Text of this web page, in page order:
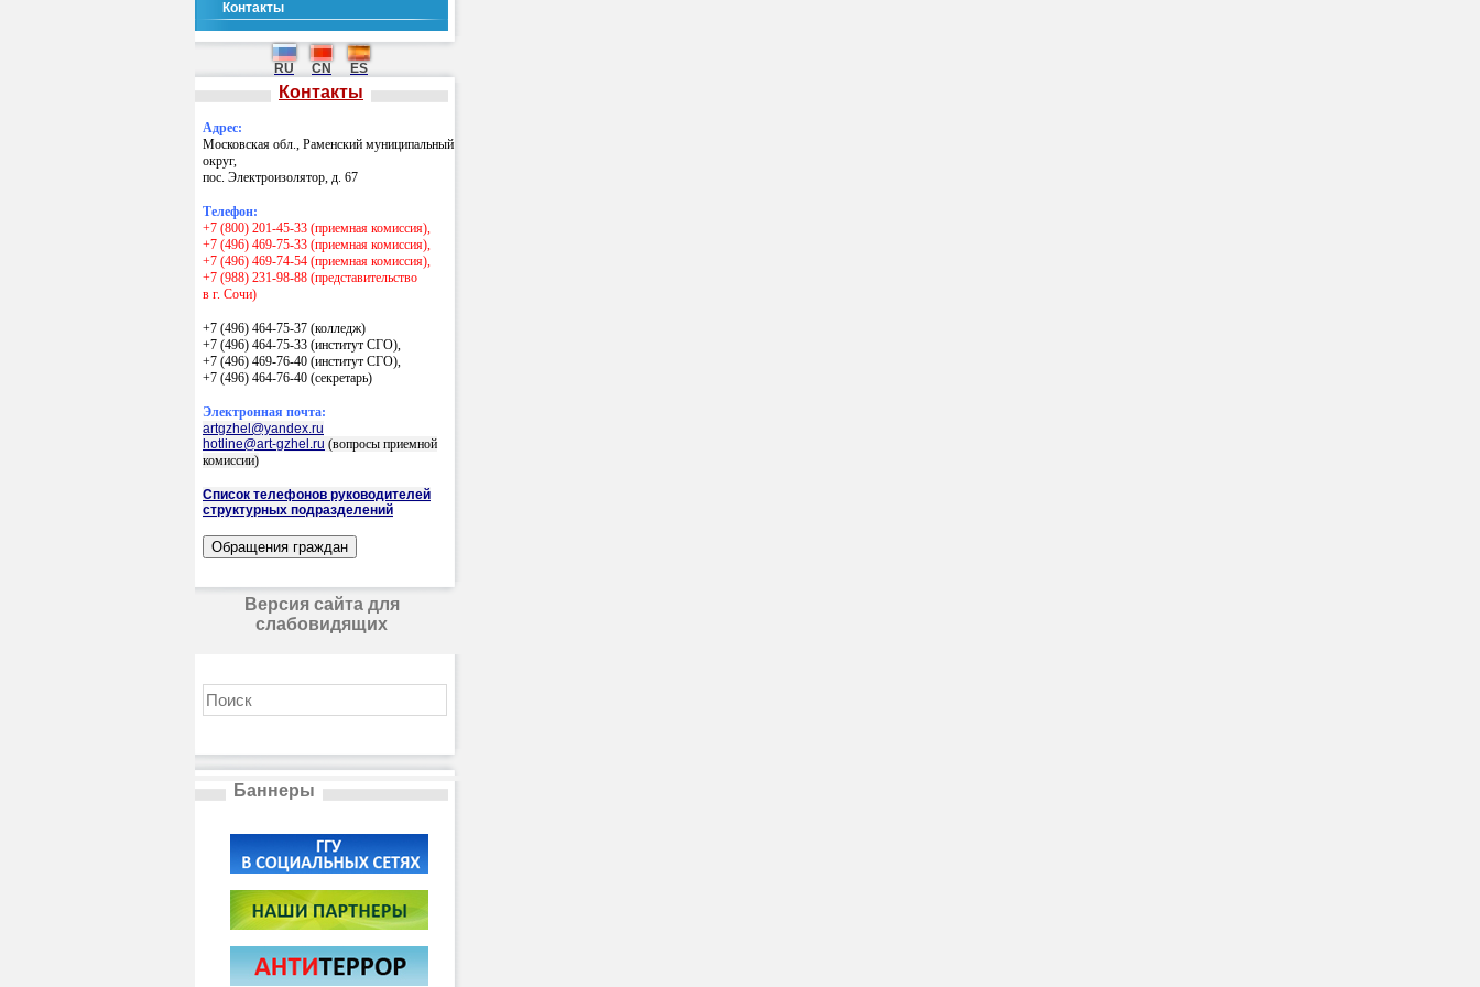
Контакты
RU CN ES
Контакты
Адрес:
Московская обл., Раменский муниципальный
округ,
пос. Электроизолятор, д. 67
Телефон:
+7 (800) 201-45-33 (приемная комиссия),
+7 (496) 469-75-33 (приемная комиссия),
+7 (496) 469-74-54 (приемная комиссия),
+7 (988) 231-98-88 (представительство
в г. Сочи)
+7 (496) 464-75-37 (колледж)
+7 (496) 464-75-33 (институт СГО),
+7 (496) 469-76-40 (институт СГО),
+7 (496) 464-76-40 (секретарь)
Электронная почта:
artgzhel@yandex.ru
hotline@art-gzhel.ru (вопросы приемной
комиссии)
Список телефонов руководителей
структурных подразделений
Версия сайта для
слабовидящих
Баннеры